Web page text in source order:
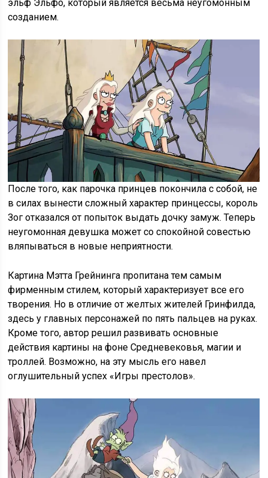
эльф Эльфо, который является весьма неугомонным
созданием.
После того, как парочка принцев покончила с собой, не
в силах вынести сложный характер принцессы, король
Зог отказался от попыток выдать дочку замуж. Теперь
неугомонная девушка может со спокойной совестью
вляпываться в новые неприятности.
Картина Мэтта Грейнинга пропитана тем самым
фирменным стилем, который характеризует все его
творения. Но в отличие от желтых жителей Гринфилда,
здесь у главных персонажей по пять пальцев на руках.
Кроме того, автор решил развивать основные
действия картины на фоне Средневековья, магии и
троллей. Возможно, на эту мысль его навел
оглушительный успех «Игры престолов».